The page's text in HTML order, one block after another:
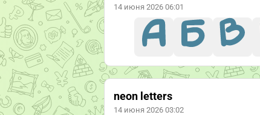
14 июня 2026 06:01
neon letters
14 июня 2026 03:02